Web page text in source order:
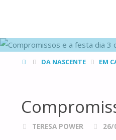
HOMEDA NASCENTE EM
TERESA POWER 26/